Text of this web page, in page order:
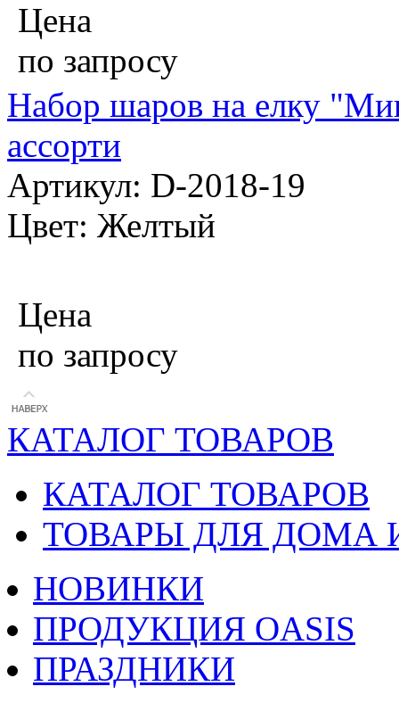
Цена
по запросу
Набор шаров на елку
ассорти
Артикул: D-2018-19
Цвет: Желтый
Цена
по запросу
КАТАЛОГ ТОВАРОВ
КАТАЛОГ ТОВАРОВ
ТОВАРЫ ДЛЯ ДОМА
НОВИНКИ
ПРОДУКЦИЯ OASIS
ПРАЗДНИКИ